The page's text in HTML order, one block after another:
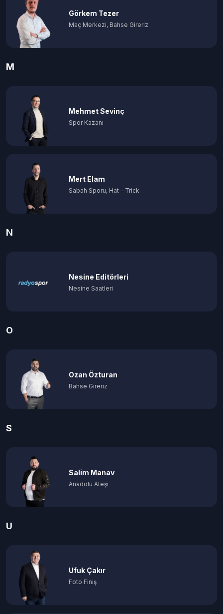
Görkem Tezer
Maç Merkezi, Bahse Gireriz
M
Mehmet Sevinç
Spor Kazanı
Mert Elam
Sabah Sporu, Hat - Trick
N
Nesine Editörleri
Nesine Saatleri
O
Ozan Özturan
Bahse Gireriz
S
Salim Manav
Anadolu Ateşi
U
Ufuk Çakır
Foto Finiş